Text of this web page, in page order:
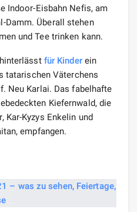
Indoor-Eisbahn Nefis, am
Damm. Überall stehen
und Tee trinken kann.
für Kinderein
tatarischen Väterchens
Neu Karlai. Das fabelhafte
Kiefernwald, die
Kar-Kyzys Enkelin und
empfangen.